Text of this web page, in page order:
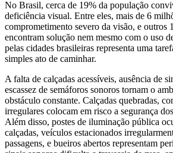
No Brasil, cerca de 19% da população
deficiência visual. Entre eles, mais de 6
comprometimento severo da visão, e outros
encontram solução nem mesmo com o uso
pelas cidades brasileiras representa uma
simples ato de caminhar.
A falta de calçadas acessíveis, ausência de
escassez de semáforos sonoros tornam o
obstáculo constante. Calçadas quebradas,
irregulares colocam em risco a segurança
Além disso, postes de iluminação pública
calçadas, veículos estacionados
passagens, e bueiros abertos representam